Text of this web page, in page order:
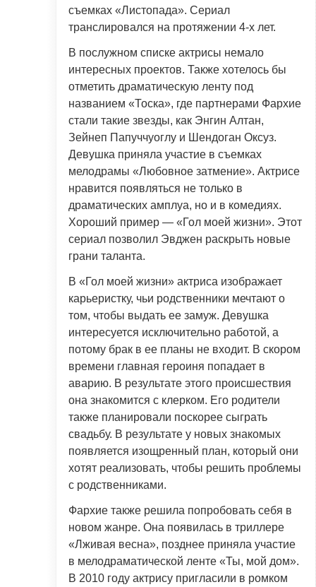
съемках «Листопада». Сериал
транслировался на протяжении 4-х лет.
В послужном списке актрисы немало
интересных проектов. Также хотелось бы
отметить драматическую ленту под
названием «Тоска», где партнерами Фархие
стали такие звезды, как Энгин Алтан,
Зейнеп Папуччуоглу и Шендоган Оксуз.
Девушка приняла участие в съемках
мелодрамы «Любовное затмение». Актрисе
нравится появляться не только в
драматических амплуа, но и в комедиях.
Хороший пример — «Гол моей жизни». Этот
сериал позволил Эвджен раскрыть новые
грани таланта.
В «Гол моей жизни» актриса изображает
карьеристку, чьи родственники мечтают о
том, чтобы выдать ее замуж. Девушка
интересуется исключительно работой, а
потому брак в ее планы не входит. В скором
времени главная героиня попадает в
аварию. В результате этого происшествия
она знакомится с клерком. Его родители
также планировали поскорее сыграть
свадьбу. В результате у новых знакомых
появляется изощренный план, который они
хотят реализовать, чтобы решить проблемы
с родственниками.
Фархие также решила попробовать себя в
новом жанре. Она появилась в триллере
«Лживая весна», позднее приняла участие
в мелодраматической ленте «Ты, мой дом».
В 2010 году актрису пригласили в ромком